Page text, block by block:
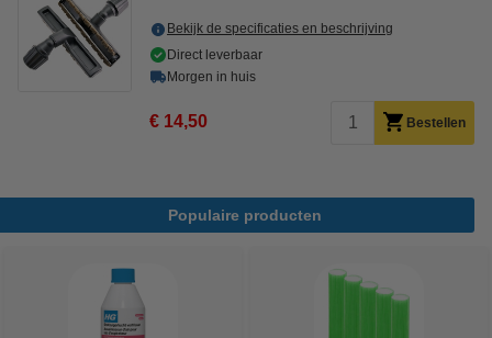
Bekijk de specificaties en beschrijving
Direct leverbaar
Morgen in huis
€ 14,50 Bestellen
Populaire producten